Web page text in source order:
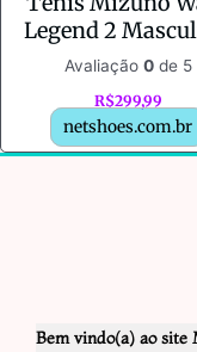
Legend 2
Avaliação 0de 5
R$299,99
netshoes.com.br
Bem vindo(a) ao site